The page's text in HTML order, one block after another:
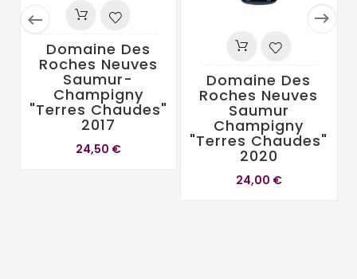
 
Domaine Des
Roches Neuves
Saumur-
Champigny
"Terres Chaudes"
2017
24,50 €
Domaine Des
Roches Neuves
Saumur
Champigny
"Terres Chaudes"
2020
24,00 €